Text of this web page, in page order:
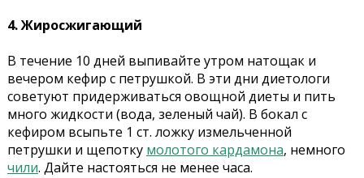
4. Жиросжигающий
В течение 10 дней выпивайте утром натощак и
вечером кефир с петрушкой. В эти дни диетологи
советуют придерживаться овощной диеты и пить
много жидкости (вода, зеленый чай). В бокал с
кефиром всыпьте 1 ст. ложку измельченной
петрушки и щепотку молотого кардамона, немного
чили. Дайте настояться не менее часа.